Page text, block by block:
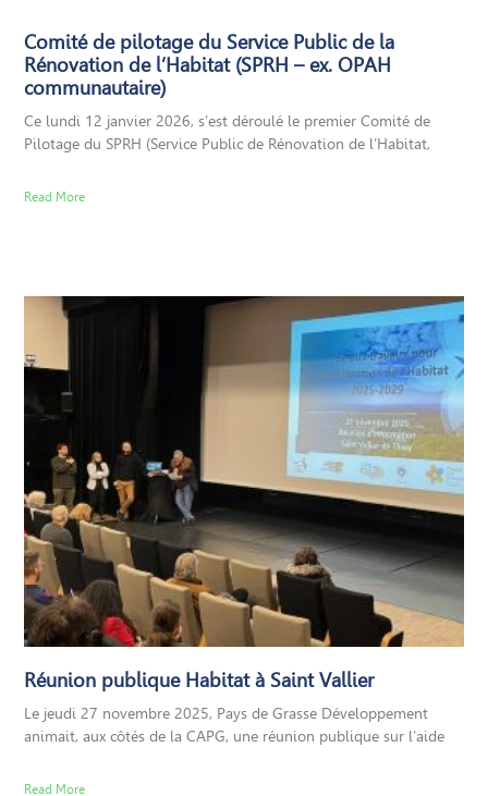
Comité de pilotage du Service Public de la
Rénovation de l’Habitat (SPRH – ex. OPAH
communautaire)
Ce lundi 12 janvier 2026, s’est déroulé le premier Comité de
Pilotage du SPRH (Service Public de Rénovation de l’Habitat,
Read More
Réunion publique Habitat à Saint Vallier
Le jeudi 27 novembre 2025, Pays de Grasse Développement
animait, aux côtés de la CAPG, une réunion publique sur l’aide
Read More